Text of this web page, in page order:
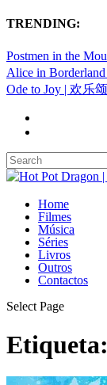
TRENDING:
Postmen in the
Alice in
Ode to Joy | 欢乐颂
Home
Filmes
Música
Séries
Livros
Outros
Contactos
Select Page
Etiqueta: